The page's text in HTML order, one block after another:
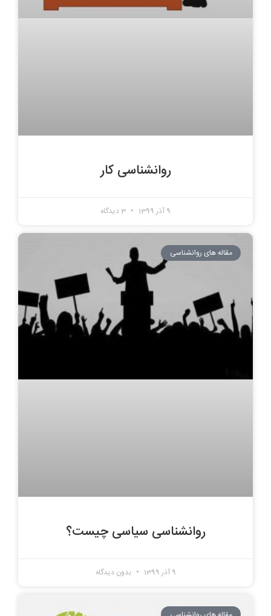
روانشناسی کار
9 آذر 1399
مقاله های روانشناسی
روانشناسی سیاسی چیست؟
9 آذر 1399 بدون دیدگاه